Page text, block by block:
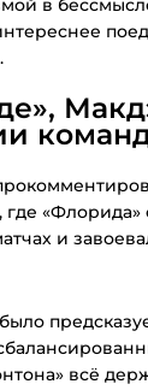
в
где
и
всё